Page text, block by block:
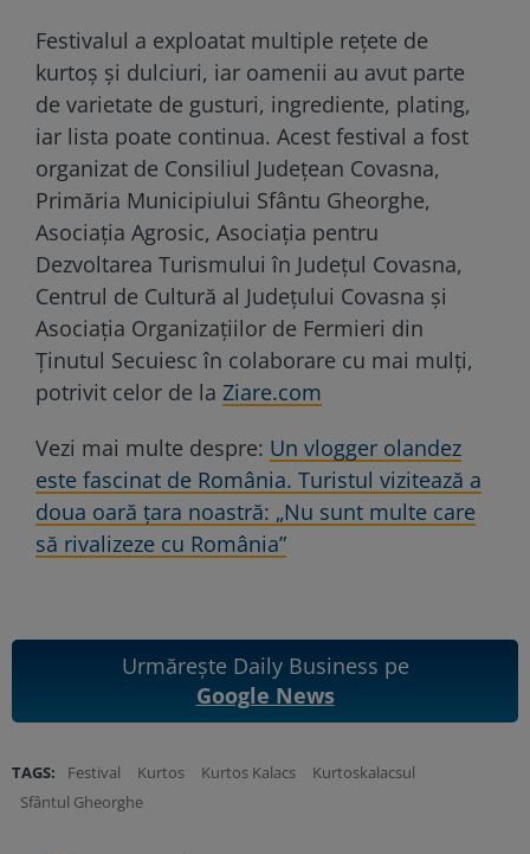
Festivalul a exploatat multiple rețete de
kurtoș și dulciuri, iar oamenii au avut parte
de varietate de gusturi, ingrediente, plating,
iar lista poate continua. Acest festival a fost
organizat de Consiliul Județean Covasna,
Primăria Municipiului Sfântu Gheorghe,
Asociația Agrosic, Asociația pentru
Dezvoltarea Turismului în Județul Covasna,
Centrul de Cultură al Județului Covasna și
Asociația Organizațiilor de Fermieri din
Ținutul Secuiesc în colaborare cu mai mulți,
potrivit celor de la Ziare.com
Vezi mai multe despre: Un vlogger olandez
este fascinat de România. Turistul vizitează a
doua oară țara noastră: „Nu sunt multe care
să rivalizeze cu România”
Urmărește Daily Business pe
Google News
TAGS: Festival Kurtos Kurtos Kalacs
Kurtoskalacsul
Sfântul Gheorghe